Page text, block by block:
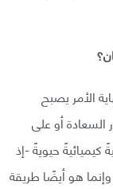
الأمر يصبح
أو على
حيويةً -إذ
هو أيضًا طريقة